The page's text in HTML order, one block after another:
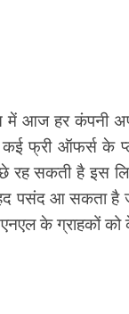
में आज हर कंपनी
फ्री ऑफर्स के
रह सकती है इस
पसंद आ सकता है
के ग्राहकों